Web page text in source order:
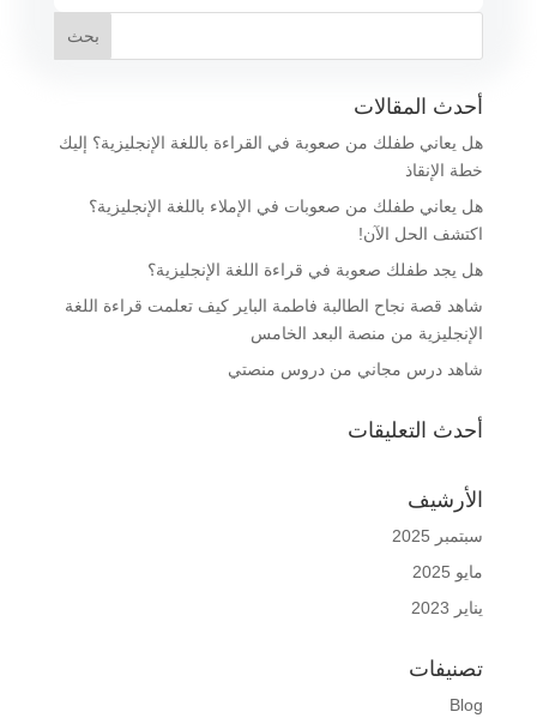
أحدث المقالات
هل يعاني طفلك من صعوبة في القراءة باللغة الإنجليزية؟ إليك
خطة الإنقاذ
هل يعاني طفلك من صعوبات في الإملاء باللغة الإنجليزية؟
اكتشف الحل الآن!
هل يجد طفلك صعوبة في قراءة اللغة الإنجليزية؟
شاهد قصة نجاح الطالبة فاطمة الباير كيف تعلمت قراءة اللغة
الإنجليزية من منصة البعد الخامس
شاهد درس مجاني من دروس منصتي
أحدث التعليقات
الأرشيف
سبتمبر 2025
مايو 2025
يناير 2023
تصنيفات
Blog